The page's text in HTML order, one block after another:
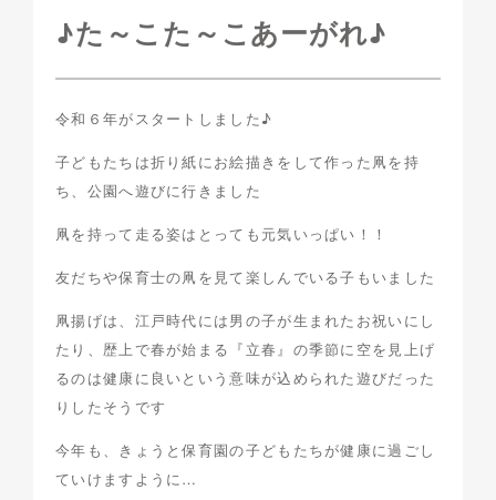
♪た～こた～こあーがれ♪
令和６年がスタートしました♪
子どもたちは折り紙にお絵描きをして作った凧を持
ち、公園へ遊びに行きました
凧を持って走る姿はとっても元気いっぱい！！
友だちや保育士の凧を見て楽しんでいる子もいました
凧揚げは、江戸時代には男の子が生まれたお祝いにし
たり、歴上で春が始まる『立春』の季節に空を見上げ
るのは健康に良いという意味が込められた遊びだった
りしたそうです
今年も、きょうと保育園の子どもたちが健康に過ごし
ていけますように…